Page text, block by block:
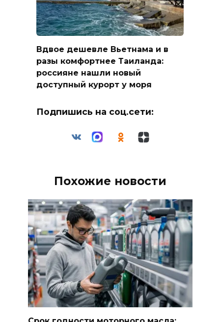
Вдвое дешевле Вьетнама и в
разы комфортнее Таиланда:
россияне нашли новый
доступный курорт у моря
Подпишись на соц.сети:
Похожие новости